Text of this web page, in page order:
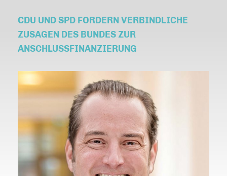
CDU UND SPD FORDERN VERBINDLICHE
ZUSAGEN DES BUNDES ZUR
ANSCHLUSSFINANZIERUNG